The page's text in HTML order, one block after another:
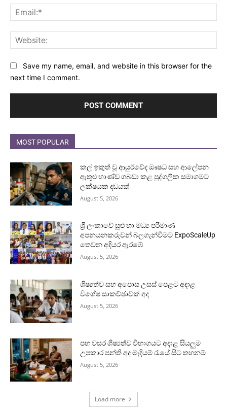
Save my name, email, and website in this browser for the
next time I comment.
MOST POPULAR
කල් ඉකුත් වූ ආයුර්වේද ඖෂධ සහ ආලේපන
ඇතුළු භාණ්ඩ ගබඩා කළ පුද්ගලික සමාගමට
ලක්ෂයක දඩයක්
August 5, 2026
ශ්‍රී ලංකාවේ සුළු හා මධ්‍ය පරිමාණ
අපනයනකරුවන් බලගැන්වීමට ExpoScaleUp
තෙවන අදියර ඇරඹේ
August 5, 2026
ශිෂ්‍යත්ව සහ අපොස උසස් පෙළට අදාළ
විශේෂ සාකච්ඡාවක් අද
August 5, 2026
පහ වසර ශිෂ්‍යත්ව විභාගයට අදාළ සියලුම
උපකාර පන්ති අද මැදියම් රැයේ සිට තහනම්
August 5, 2026
Load more